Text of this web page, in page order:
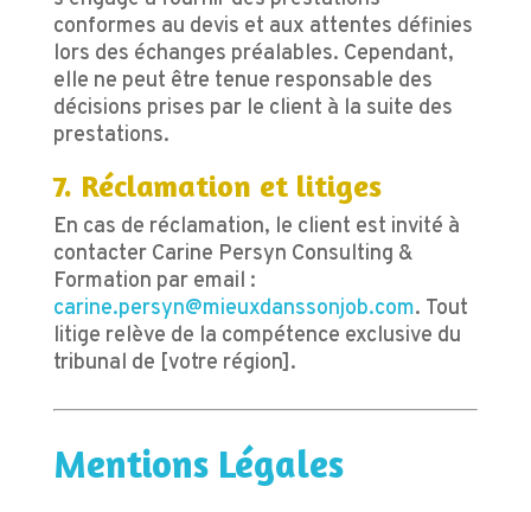
conformes au devis et aux attentes définies
lors des échanges préalables. Cependant,
elle ne peut être tenue responsable des
décisions prises par le client à la suite des
prestations.
7. Réclamation et litiges
En cas de réclamation, le client est invité à
contacter Carine Persyn Consulting &
Formation par email :
carine.persyn@mieuxdanssonjob.com. Tout
litige relève de la compétence exclusive du
tribunal de [votre région].
Mentions Légales